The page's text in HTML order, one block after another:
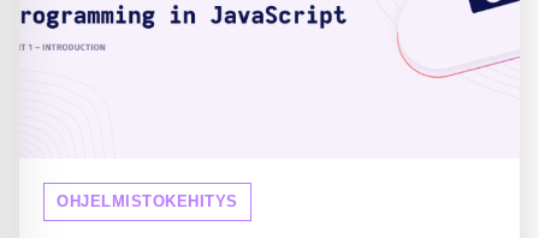
OHJELMISTOKEHITYS